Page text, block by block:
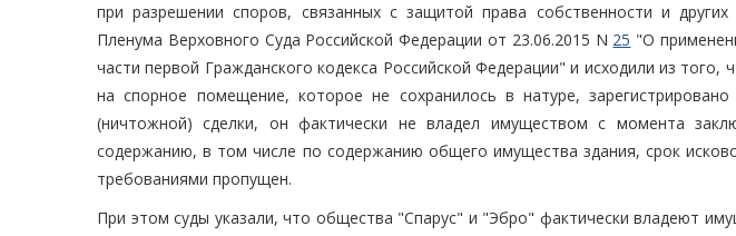
при разрешении споров, связанных с защитой права собственности и
Пленума Верховного Суда Российской Федерации от 23.06.2015 N 25 "О
части первой Гражданского кодекса Российской Федерации" и исходили из того,
на спорное помещение, которое не сохранилось в натуре,
(ничтожной) сделки, он фактически не владел имуществом с момента
содержанию, в том числе по содержанию общего имущества здания, срок
требованиями пропущен.
При этом суды указали, что общества "Спарус" и "Эбро" фактически владеют